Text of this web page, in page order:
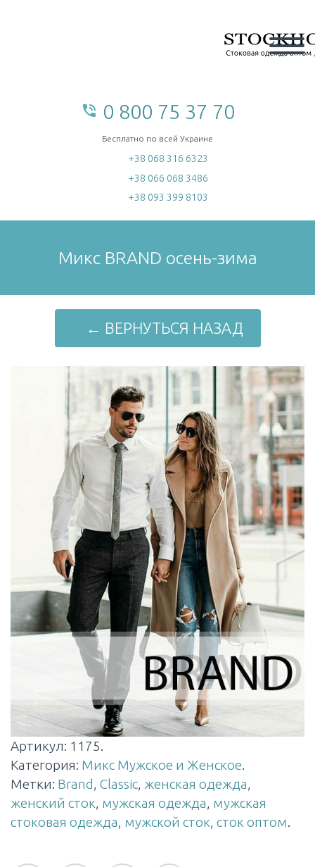
phone_in_talk 0 800 75 37 70
Бесплатно по всей Украине
+38 068 316 6323
+38 066 068 3486
+38 093 399 8103
Микс BRAND осень-зима
← ВЕРНУТЬСЯ НАЗАД
Артикул: 1175.
Категория: Микс Мужское и Женское.
Метки: Brand, Classic, женская одежда,
женский сток, мужская одежда, мужская
стоковая одежда, мужской сток, сток оптом.